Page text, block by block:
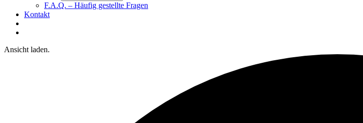
F.A.Q. – Häufig gestellte Fragen
Kontakt
Ansicht laden.